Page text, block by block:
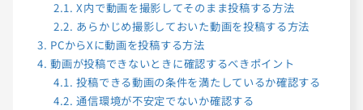
2.1. X内で動画を撮影してそのまま投稿する方法
2.2. あらかじめ撮影しておいた動画を投稿する方法
3. PCからXに動画を投稿する方法
4. 動画が投稿できないときに確認するべきポイント
4.1. 投稿できる動画の条件を満たしているか確認する
4.2. 通信環境が不安定でないか確認する